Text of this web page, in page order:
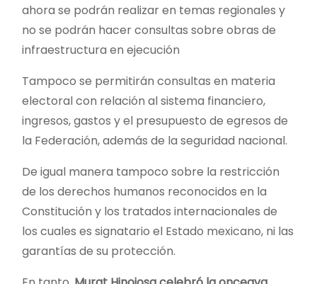
ahora se podrán realizar en temas regionales y
no se podrán hacer consultas sobre obras de
infraestructura en ejecución
Tampoco se permitirán consultas en materia
electoral con relación al sistema financiero,
ingresos, gastos y el presupuesto de egresos de
la Federación, además de la seguridad nacional.
De igual manera tampoco sobre la restricción
de los derechos humanos reconocidos en la
Constitución y los tratados internacionales de
los cuales es signatario el Estado mexicano, ni las
garantías de su protección.